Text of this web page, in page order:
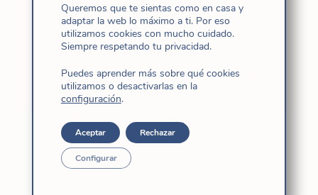
Japón
Jun 27, 2026|Gobierno general,Índico-
Pacífico,Japón,Noticias
Queremos que te sientas como en casa y
adaptar la web lo máximo a ti. Por eso
utilizamos cookies con mucho cuidado.
Siempre respetando tu privacidad.
Puedes aprender más sobre qué cookies
utilizamos o desactivarlas en la
configuración.
Aceptar Rechazar
Configurar